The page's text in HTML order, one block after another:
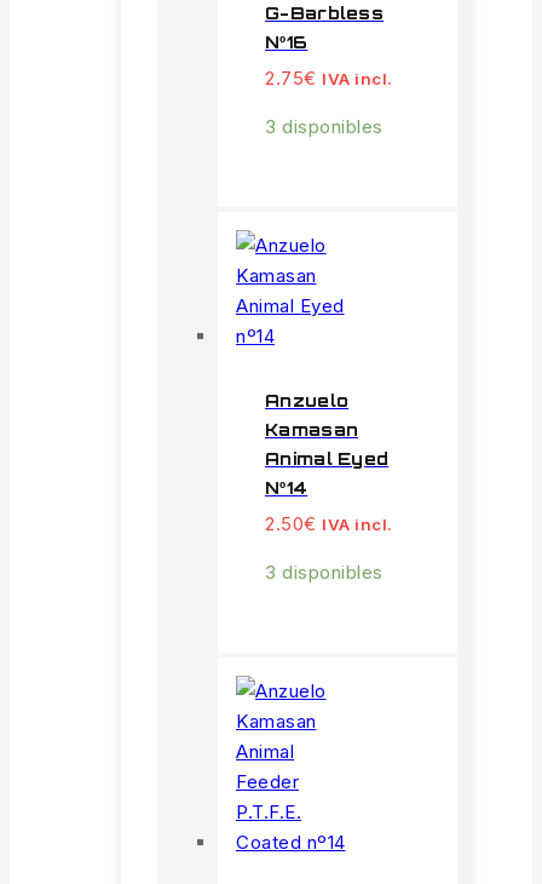
G-Barbless
Nº16
2.75€ IVA incl.
3 disponibles
Anzuelo
Kamasan
Animal Eyed
Nº14
2.50€ IVA incl.
3 disponibles